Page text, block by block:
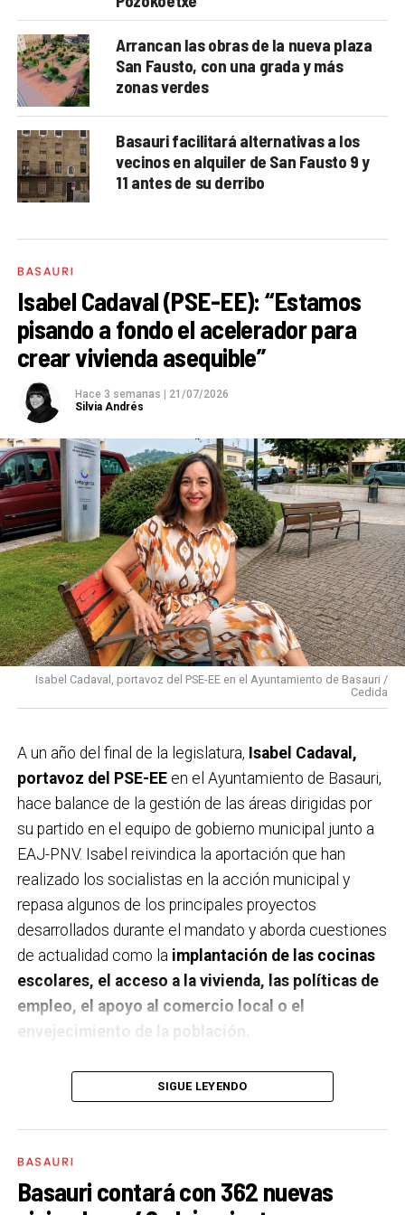
Arrancan las obras de la nueva plaza
San Fausto, con una grada y más
zonas verdes
Basauri facilitará alternativas a los
vecinos en alquiler de San Fausto 9 y
11 antes de su derribo
BASAURI
Isabel Cadaval (PSE-EE): “Estamos
pisando a fondo el acelerador para
crear vivienda asequible”
Hace 3 semanas
21/07/2026
Silvia Andrés
Isabel Cadaval, portavoz del PSE-EE en el Ayuntamiento de Basauri /
Cedida
A un año del final de la legislatura, Isabel Cadaval,
portavoz del PSE-EEen el Ayuntamiento de Basauri,
hace balance de la gestión de las áreas dirigidas por
su partido en el equipo de gobierno municipal junto a
EAJ-PNV. Isabel reivindica la aportación que han
realizado los socialistas en la acción municipal y
repasa algunos de los principales proyectos
desarrollados durante el mandato y aborda cuestiones
de actualidad como la implantación de las cocinas
escolares, el acceso a la vivienda, las políticas de
empleo, el apoyo al comercio local o el
envejecimiento de la población.
A un año de acabar la legislatura, ¿qué balance
haces de la gestión del PSE en tus áreas dentro
del equipo de gobierno y qué proyectos
los gobiernos sirve para transformar y mejorar la vida
SIGUE LEYENDO
BASAURI
Basauri contará con 362 nuevas